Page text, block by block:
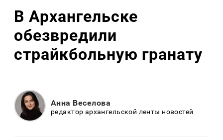
В Архангельске
обезвредили
страйкбольную гранату
Анна Веселова
редактор архангельской ленты новостей